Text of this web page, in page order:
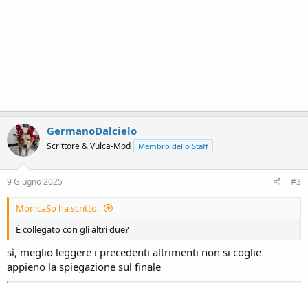
GermanoDalcielo
Scrittore & Vulca-Mod Membro dello Staff
9 Giugno 2025 #3
MonicaSo ha scritto:
È collegato con gli altri due?
sì, meglio leggere i precedenti altrimenti non si coglie
appieno la spiegazione sul finale